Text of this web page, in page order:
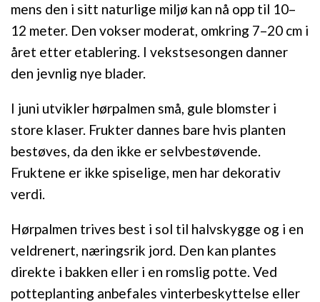
mens den i sitt naturlige miljø kan nå opp til 10–
12 meter. Den vokser moderat, omkring 7–20 cm i
året etter etablering. I vekstsesongen danner
den jevnlig nye blader.
I juni utvikler hørpalmen små, gule blomster i
store klaser. Frukter dannes bare hvis planten
bestøves, da den ikke er selvbestøvende.
Fruktene er ikke spiselige, men har dekorativ
verdi.
Hørpalmen trives best i sol til halvskygge og i en
veldrenert, næringsrik jord. Den kan plantes
direkte i bakken eller i en romslig potte. Ved
potteplanting anbefales vinterbeskyttelse eller